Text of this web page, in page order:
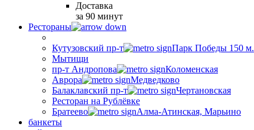
Доставка
за 90 минут
Рестораны
Кутузовский пр-т
Парк Победы 150 м.
Мытищи
пр-т Андропова
Коломенская
Аврора
Медведково
Балаклавский пр-т
Чертановская
Ресторан на Рублёвке
Братеево
Алма-Атинская, Марьино
банкеты